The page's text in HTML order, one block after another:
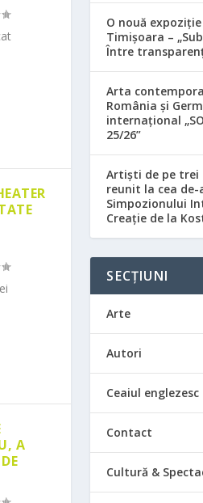
A
O nouă
Timișoara –
Între
Arta
România și
internațional
25/26”
Artiști de pe trei
reunit la cea de-
Simpozionului
Creație de la
SECȚIUNI
Arte
Autori
Ceaiul englezesc
Contact
Cultură &